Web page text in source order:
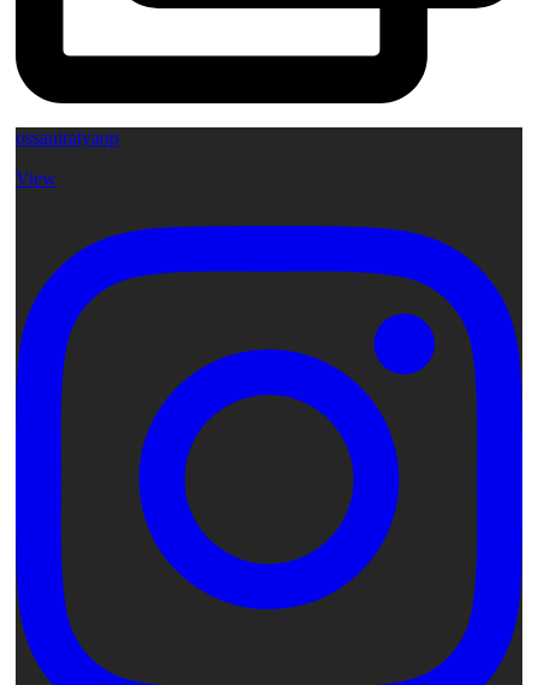
ossauiratyaop
View